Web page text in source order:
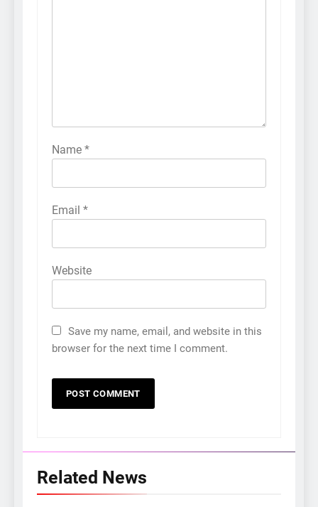
Name *
Email *
Website
Save my name, email, and website in this
browser for the next time I comment.
Related News